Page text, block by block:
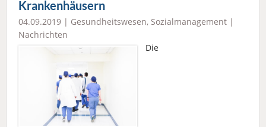
Krankenhäusern
04.09.2019 | Gesundheitswesen, Sozialmanagement |
Nachrichten
Die